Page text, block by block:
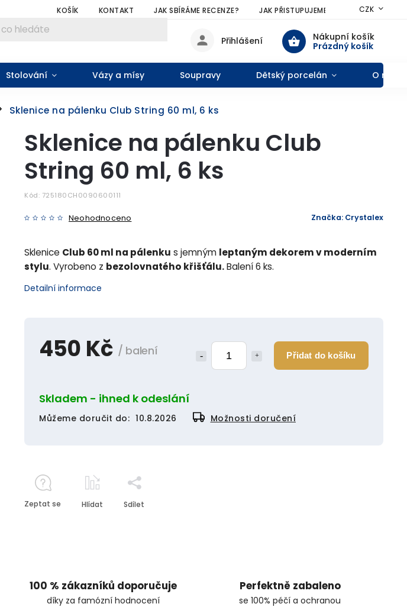
KOŠÍK KONTAKT JAK SBÍRÁME RECENZE? JAK PŘISTUPUJEME KE SLEVÁM?
CZK
Nákupní košík
Prázdný košík
Přihlášení
Stolování Vázy a mísy Soupravy Dětský porcelán O nás
Sklenice na pálenku Club String 60 ml, 6 ks
450 Kč / balení Přidat do košíku
Skladem - ihned k odeslání
Můžeme doručit do: 10.8.2026 Možnosti doručení
Sklenice na pálenku Club
String 60 ml, 6 ks
Kód: 725180CH0090600111
Neohodnoceno Značka: Crystalex
Sklenice Club 60 ml na pálenku s jemným leptaným dekorem v moderním
stylu. Vyrobeno z bezolovnatého křišťálu.Balení 6 ks.
Detailní informace
Zeptat se Hlídat Sdílet
100 % zákazníků doporučuje
díky za famózní hodnocení
Perfektně zabaleno
se 100% péčí a ochranou